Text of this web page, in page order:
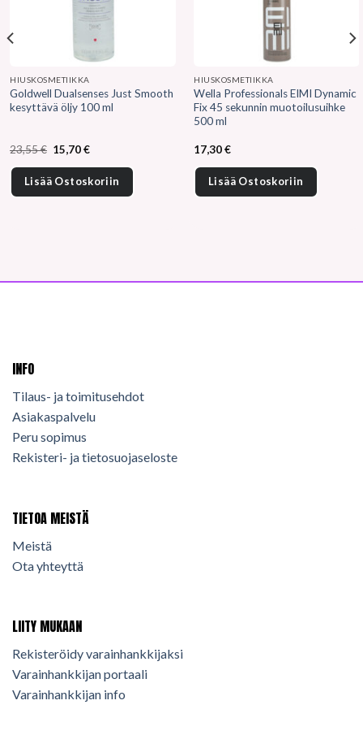
HIUSKOSMETIIKKA
Goldwell Dualsenses Just Smooth
kesyttävä öljy 100 ml
23,55€ Alkuperäinen
hinta
oli:
23,55 €.
15,70€Nykyinen
on:
15,70 €.
Lisää Ostoskoriin
HIUSKOSMETIIKKA
Wella Professionals EIMI Dynamic
Fix 45 sekunnin muotoilusuihke
500 ml
17,30€
Lisää Ostoskoriin
INFO
Tilaus- ja toimitusehdot
Asiakaspalvelu
Peru sopimus
Rekisteri- ja tietosuojaseloste
TIETOA MEISTÄ
Meistä
Ota yhteyttä
LIITY MUKAAN
Rekisteröidy varainhankkijaksi
Varainhankkijan portaali
Varainhankkijan info